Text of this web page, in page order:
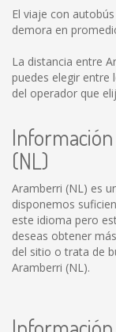
El viaje con
demora en
La distancia entre
puedes elegir entre
del operador que
(NL)
Aramberri (NL) es
disponemos
este idioma pero
deseas obtener
del sitio o trata de
Aramberri (NL).